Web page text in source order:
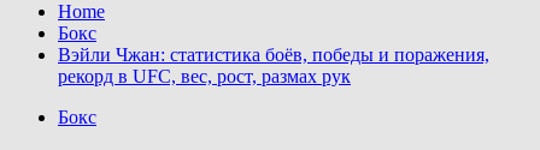
Home
Бокс
Вэйли Чжан: статистика боёв, победы и поражения,
рекорд в UFC, вес, рост, размах рук
Бокс